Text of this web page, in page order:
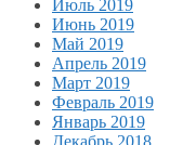
Июль 2019
Июнь 2019
Май 2019
Апрель 2019
Март 2019
Февраль 2019
Январь 2019
Декабрь 2018